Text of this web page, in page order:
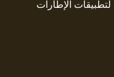
لتطبيقات الإطارات